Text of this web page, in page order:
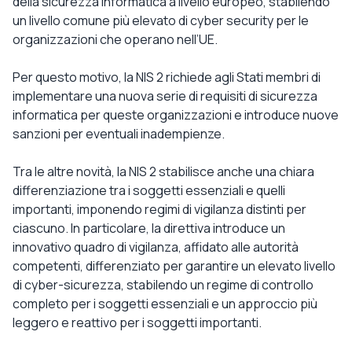
un livello comune più elevato di cyber security per le
organizzazioni che operano nell’UE.
Per questo motivo, la NIS 2 richiede agli Stati membri di
implementare una nuova serie di requisiti di sicurezza
informatica per queste organizzazioni e introduce nuove
sanzioni per eventuali inadempienze.
Tra le altre novità, la NIS 2 stabilisce anche una chiara
differenziazione tra i soggetti essenziali e quelli
importanti, imponendo regimi di vigilanza distinti per
ciascuno. In particolare, la direttiva introduce un
innovativo quadro di vigilanza, affidato alle autorità
competenti, differenziato per garantire un elevato livello
di cyber-sicurezza, stabilendo un regime di controllo
completo per i soggetti essenziali e un approccio più
leggero e reattivo per i soggetti importanti.